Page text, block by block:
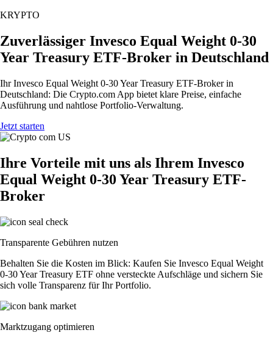
KRYPTO
Zuverlässiger Invesco Equal Weight 0-30
Year Treasury ETF-Broker in Deutschland
Ihr Invesco Equal Weight 0-30 Year Treasury ETF-Broker in
Deutschland: Die Crypto.com App bietet klare Preise, einfache
Ausführung und nahtlose Portfolio-Verwaltung.
Jetzt starten
Ihre Vorteile mit uns als Ihrem Invesco
Equal Weight 0-30 Year Treasury ETF-
Broker
Transparente Gebühren nutzen
Behalten Sie die Kosten im Blick: Kaufen Sie Invesco Equal Weight
0-30 Year Treasury ETF ohne versteckte Aufschläge und sichern Sie
sich volle Transparenz für Ihr Portfolio.
Marktzugang optimieren